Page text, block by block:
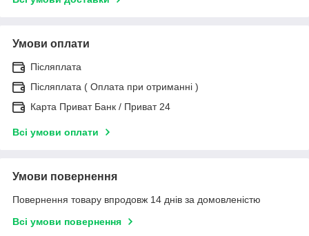
Умови оплати
Післяплата
Післяплата ( Оплата при отриманні )
Карта Приват Банк / Приват 24
Всі умови оплати
Умови повернення
Повернення товару впродовж 14 днів за домовленістю
Всі умови повернення